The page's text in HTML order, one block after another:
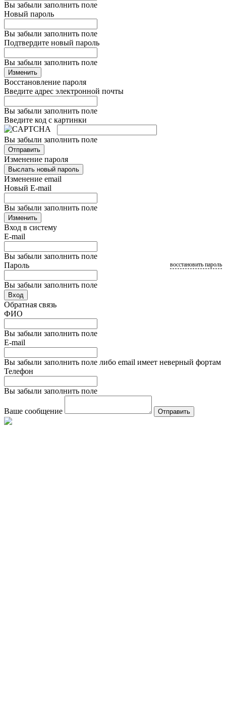
Вы забыли заполнить поле
Новый пароль
Вы забыли заполнить поле
Подтвердите новый пароль
Вы забыли заполнить поле
Изменить
Восстановление пароля
Введите адрес электронной почты
Вы забыли заполнить поле
Введите код с картинки
Вы забыли заполнить поле
Отправить
Изменение пароля
Выслать новый пароль
Изменение email
Новый E-mail
Вы забыли заполнить поле
Изменить
Вход в систему
E-mail
Вы забыли заполнить поле
Пароль
Вы забыли заполнить поле
восстановить пароль
Вход
Обратная связь
ФИО
Вы забыли заполнить поле
E-mail
Вы забыли заполнить поле либо email имеет неверный фортам
Телефон
Вы забыли заполнить поле
Ваше сообщение Отправить